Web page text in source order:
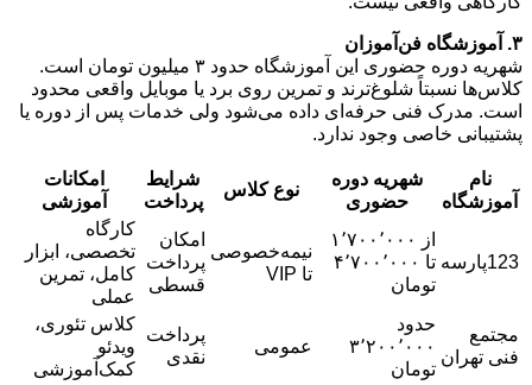
۳. آموزشگاه فن‌آموزان
شهریه دوره حضوری این آموزشگاه حدود ۳ میلیون تومان است.
کلاس‌ها نسبتاً شلوغ‌ترند و تمرین روی برد یا موبایل واقعی محدود
است. مدرک فنی حرفه‌ای داده می‌شود ولی خدمات پس از دوره یا
پشتیبانی خاصی وجود ندارد.
نام
آموزشگاه
شهریه دوره
حضوری
نوع کلاس
شرایط
پرداخت
امکانات
آموزشی
123پارسه
از ۱٬۷۰۰٬۰۰۰
تا ۴٬۷۰۰٬۰۰۰
تومان
نیمه‌خصوصی
تا VIP
امکان
پرداخت
قسطی
کارگاه
تخصصی، ابزار
کامل، تمرین
عملی
مجتمع
فنی تهران
حدود
۳٬۲۰۰٬۰۰۰
تومان
عمومی
پرداخت
نقدی
کلاس تئوری،
ویدئو
کمک‌آموزشی